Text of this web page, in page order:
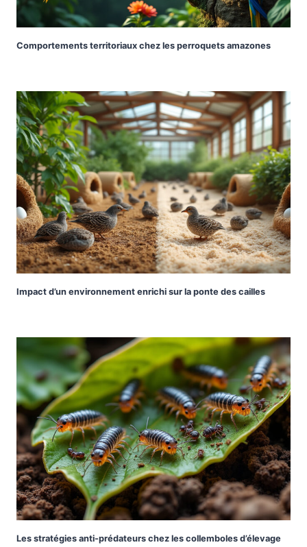
Comportements territoriaux chez les perroquets amazones
Impact d’un environnement enrichi sur la ponte des cailles
Les stratégies anti-prédateurs chez les collemboles d’élevage